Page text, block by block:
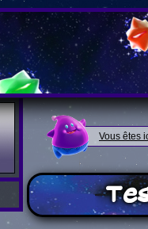
Vous êtes